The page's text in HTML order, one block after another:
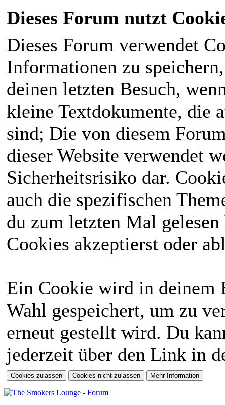
Dieses Forum nutzt
Dieses Forum verwendet
Informationen zu
deinen letzten Besuch,
kleine Textdokumente, die
sind; Die von diesem
dieser Website verwendet
Sicherheitsrisiko dar.
auch die spezifischen
du zum letzten Mal
Cookies akzeptierst oder
Ein Cookie wird in deinem
Wahl gespeichert, um zu
erneut gestellt wird. Du
jederzeit über den Link in